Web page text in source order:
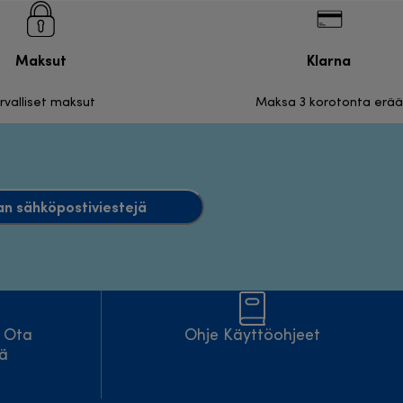
Maksut
maksut
Klarna
Maksa 3 korotonta erää
sähköpostiviestejä
Ota
Ohje Käyttöohjeet